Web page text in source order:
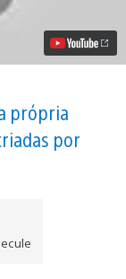
própria
por